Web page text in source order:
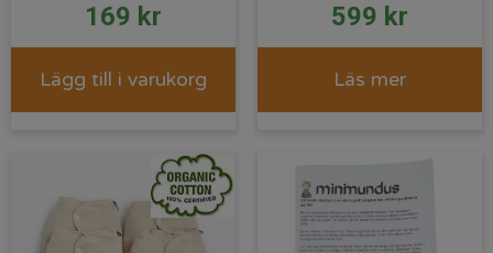
169 kr
Lägg till i varukorg
599 kr
Läs mer